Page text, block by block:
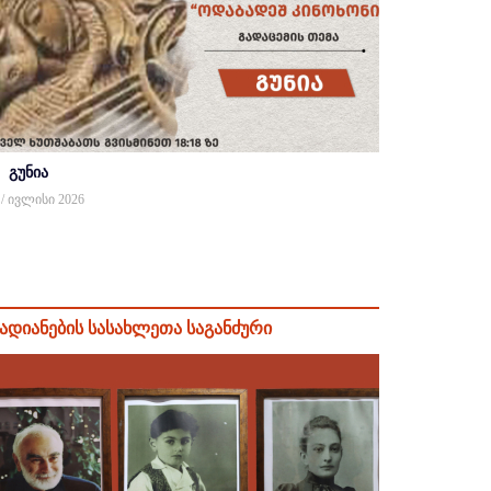
გუნია
/ ივლისი 2026
სასახლეთა საგანძური